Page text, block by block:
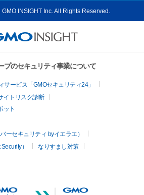
INSIGHT Inc. All Rights Reserved.
プのセキュリティ事業について
ービス「GMOセキュリティ24」
イトリスク診断
ット
ーセキュリティ byイエラエ）
）
なりすまし対策